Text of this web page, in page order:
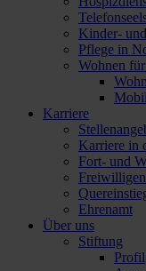
Kinder-
Pflege in
Wohnen
Karriere
Karriere in
Fort- und
Ehrenamt
Über uns
Stiftung
Profil